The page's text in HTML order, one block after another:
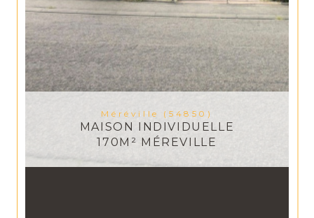
Méréville (54850)
MAISON INDIVIDUELLE
170M² MÉREVILLE